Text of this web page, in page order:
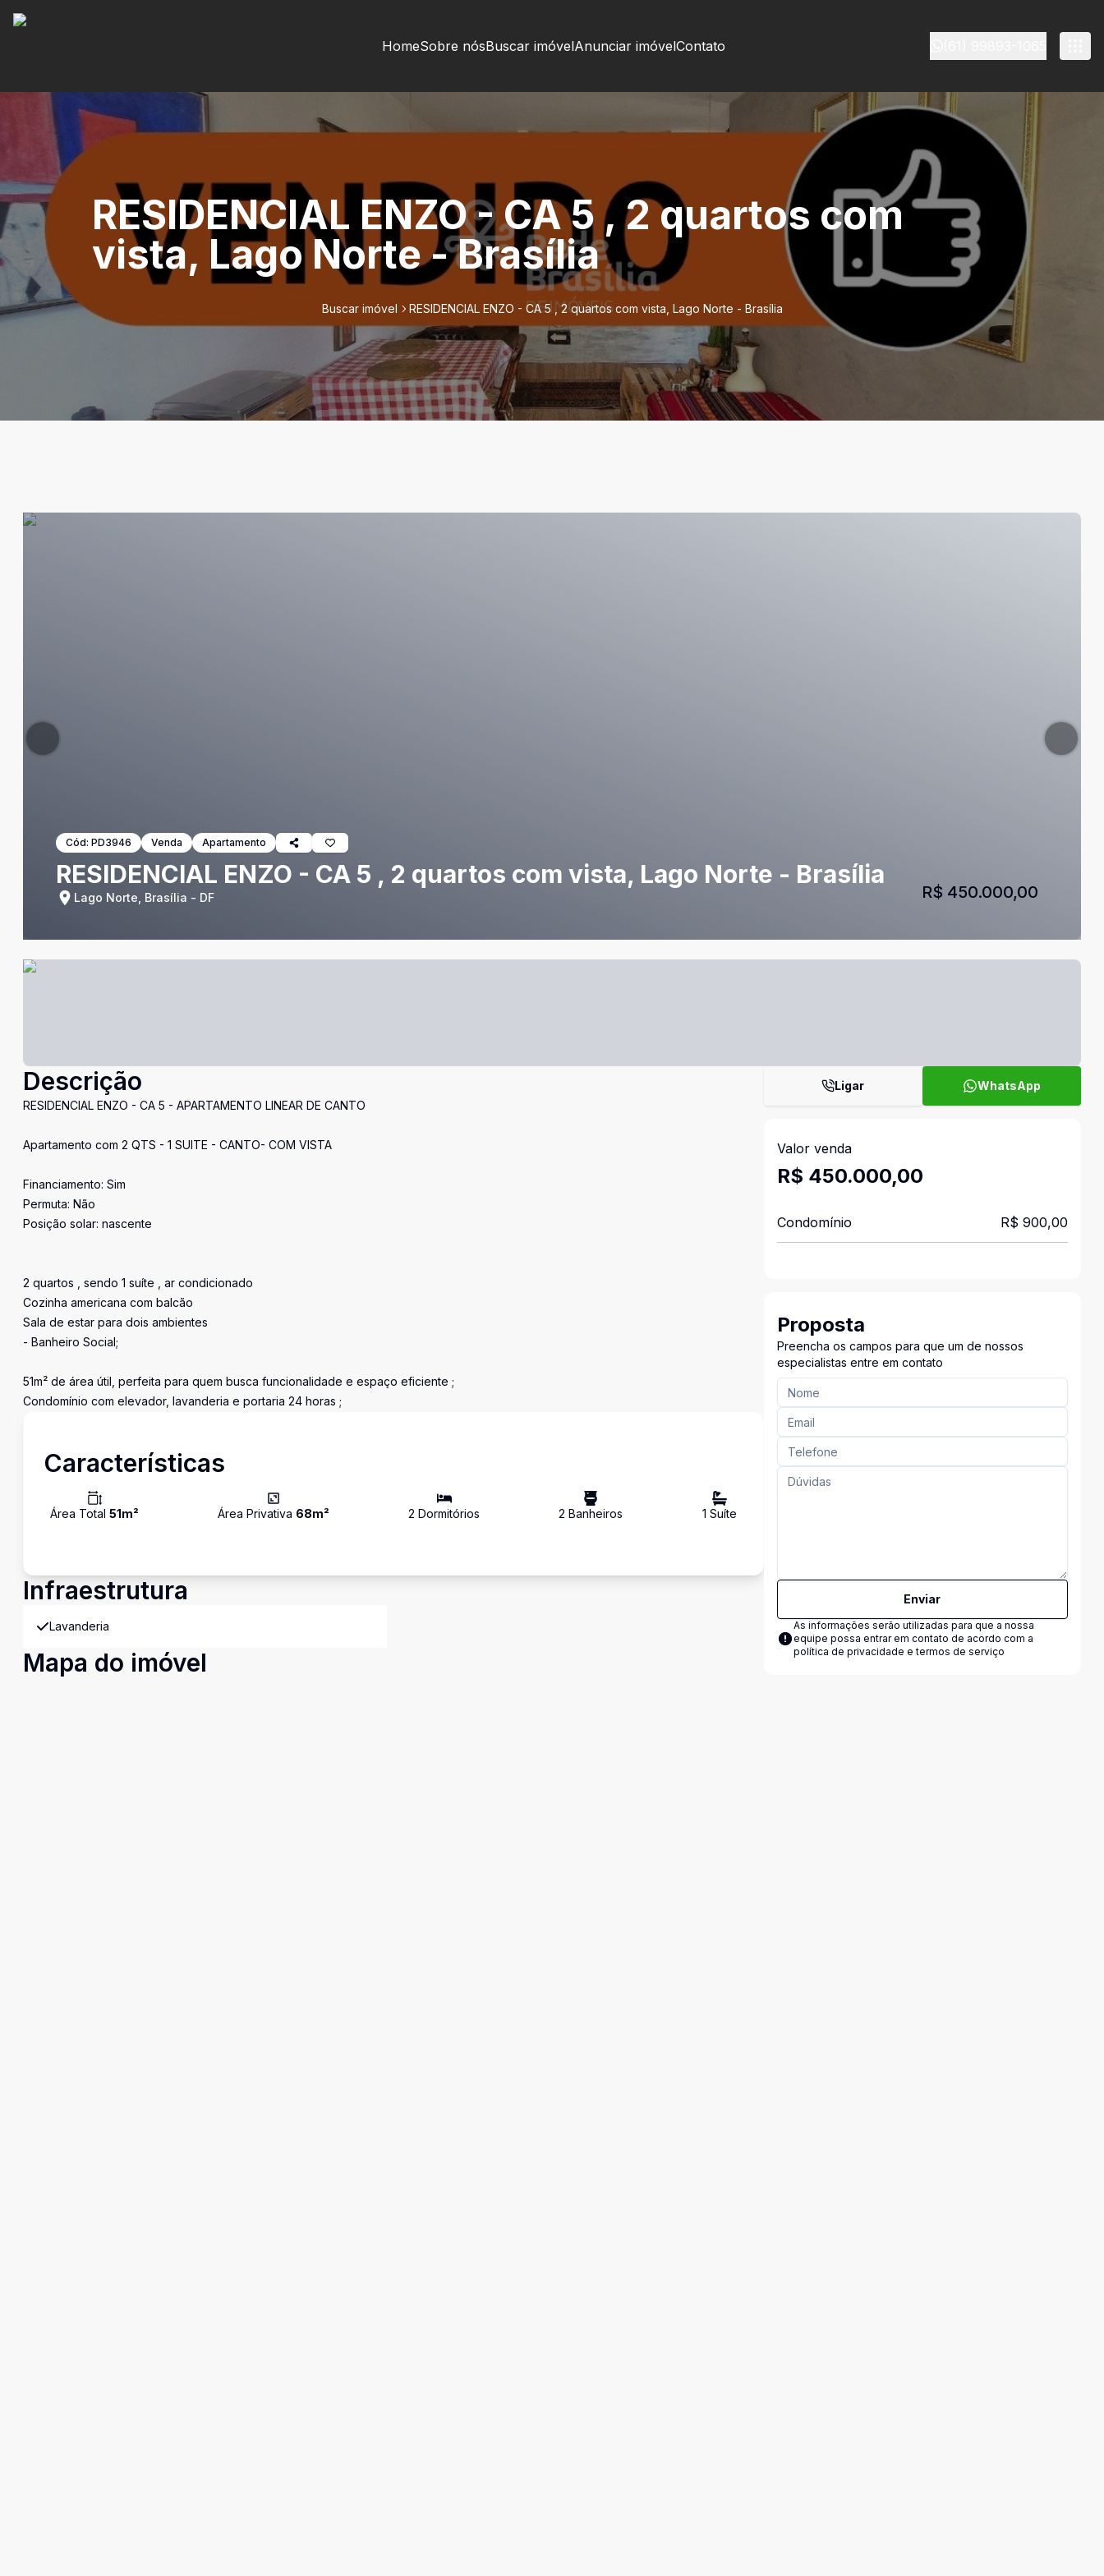
HomeSobre nósBuscar imóvelAnunciar imóvelContato
RESIDENCIAL ENZO - CA 5 , 2 quartos com
vista, Lago Norte - Brasília
Buscar imóvel RESIDENCIAL ENZO - CA 5 , 2 quartos com vista, Lago Norte - Brasília
Cód: PD3946 Venda Apartamento
RESIDENCIAL ENZO - CA 5 , 2 quartos com vista, Lago Norte - Brasília
Lago Norte, Brasília - DF R$ 450.000,00
Descrição
RESIDENCIAL ENZO - CA 5 - APARTAMENTO LINEAR DE CANTO
Apartamento com 2 QTS - 1 SUITE - CANTO- COM VISTA
Financiamento: Sim
Permuta: Não
Posição solar: nascente
2 quartos , sendo 1 suíte , ar condicionado
Cozinha americana com balcão
Sala de estar para dois ambientes
- Banheiro Social;
51m² de área útil, perfeita para quem busca funcionalidade e espaço eficiente ;
Condomínio com elevador, lavanderia e portaria 24 horas ;
Características
Área Total 51m² Área Privativa 68m² 2 Dormitórios 2 Banheiros 1 Suíte
Infraestrutura
Lavanderia
Mapa do imóvel
Ligar WhatsApp
Valor venda
R$ 450.000,00
Condomínio R$ 900,00
Proposta
Preencha os campos para que um de nossos
especialistas entre em contato
Enviar
As informações serão utilizadas para que a nossa
equipe possa entrar em contato de acordo com a
política de privacidade e termos de serviço